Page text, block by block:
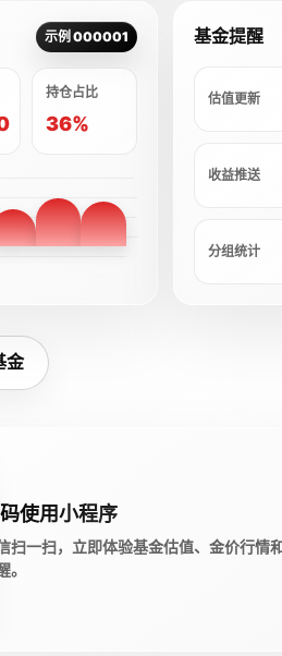
示例 000001
持仓占比
36%
基金提醒
估值更新
收益推送
分组统计
金
使用小程序
扫一扫，立即体验基金估值、金价行情
。